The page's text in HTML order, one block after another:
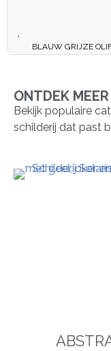
BLAUW GRIJZE
ONTDEK
Bekijk populaire
schilderij dat past